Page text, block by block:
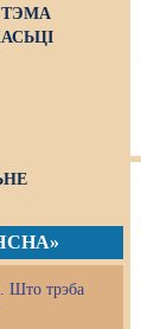
Што трэба